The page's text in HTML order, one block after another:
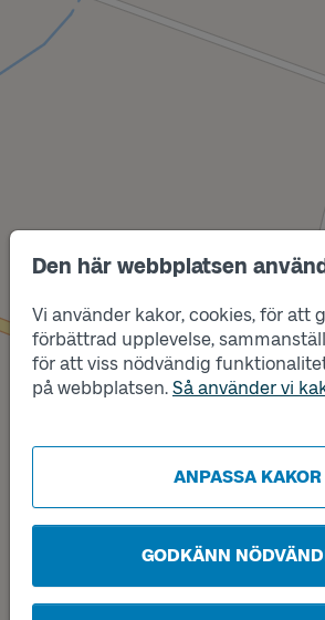
Den här webbplatsen
Vi använder kakor, cookies, för att
förbättrad upplevelse,
för att viss nödvändig
på webbplatsen. Så använder vi
ANPASSA KAKOR
GODKÄNN